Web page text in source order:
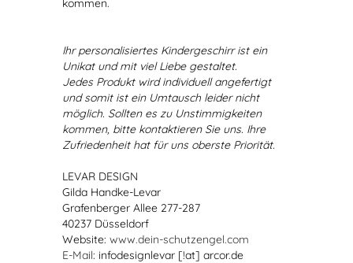
kommen.
Ihr personalisiertes Kindergeschirr ist ein
Unikat und mit viel Liebe gestaltet.
Jedes Produkt wird individuell angefertigt
und somit ist ein Umtausch leider nicht
möglich. Sollten es zu Unstimmigkeiten
kommen, bitte kontaktieren Sie uns. Ihre
Zufriedenheit hat für uns oberste Priorität.
LEVAR DESIGN
Gilda Handke-Levar
Grafenberger Allee 277-287
40237 Düsseldorf
Website: www.dein-schutzengel.com
E-Mail: infodesignlevar [!at] arcor.de